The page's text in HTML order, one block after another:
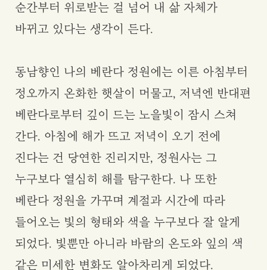
순간부터 위로받는 걸 넘어 내 삶 자체가
바뀌고 있다는 생각이 든다.
동남향인 나의 베란다 정원에는 이른 아침부터
정오까지 온화한 햇살이 머물고, 저녁엔 반대편
베란다로부터 깊이 드는 노을빛이 잠시 스쳐
간다. 아침에 해가 뜨고 저녁이 오기 전에
진다는 건 당연한 진리지만, 정원사는 그
누구보다 열심히 해를 탐구한다. 나 또한
베란다 정원을 가꾸며 계절과 시간에 따라
들어오는 빛의 형태와 색을 누구보다 잘 알게
되었다. 빛뿐만 아니라 바람의 온도와 잎의 색
같은 미세한 변화도 알아차리게 되었다.